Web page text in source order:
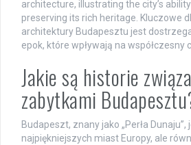
architecture, illustrating the city’s
preserving its rich heritage. Kluczowe
architektury Budapesztu jest
epok, które wpływają na współczesny
Jakie są historie
zabytkami
Budapeszt, znany jako „Perła
najpiękniejszych miast Europy, ale